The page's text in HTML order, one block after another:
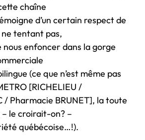
chaîne
d’un certain respect de
tentant pas,
nous enfoncer dans la gorge
(ce que n’est même pas
[RICHELIEU /
/ Pharmacie BRUNET], la toute
le croirait-on? –
québécoise…!).